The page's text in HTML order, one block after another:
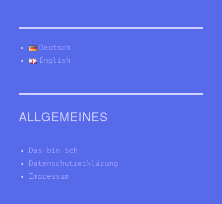
Deutsch
English
ALLGEMEINES
Das bin ich
Datenschutzerklärung
Impressum